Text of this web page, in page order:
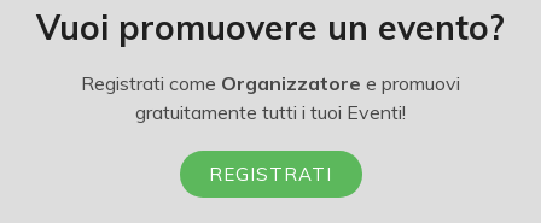
Vuoi promuovere un evento?
Registrati come Organizzatore e promuovi
gratuitamente tutti i tuoi Eventi!
REGISTRATI